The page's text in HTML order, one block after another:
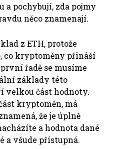
a pochybují, zda pojmy
něco znamenají.
z ETH, protože
co kryptoměny přináší
řadě se musíme
základy této
velkou část hodnoty.
kryptoměn, má
že je úplně
a hodnota dané
a všude přístupná.